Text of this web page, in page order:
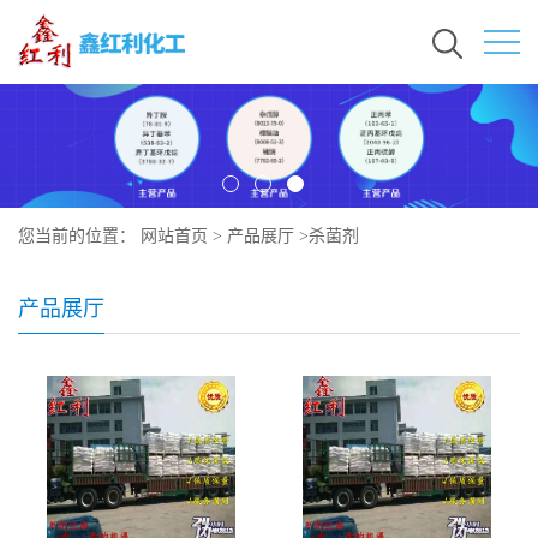
您当前的位置： 网站首页 > 产品展厅 >杀菌剂
产品展厅